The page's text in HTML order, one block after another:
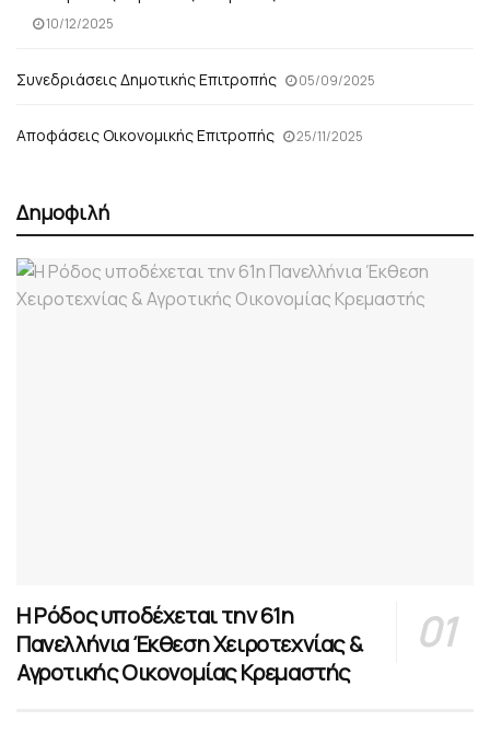
10/12/2025
Συνεδριάσεις Δημοτικής Επιτροπής 05/09/2025
Αποφάσεις Οικονομικής Επιτροπής 25/11/2025
Δημοφιλή
Η Ρόδος υποδέχεται την 61η
Πανελλήνια Έκθεση Χειροτεχνίας &
Αγροτικής Οικονομίας Κρεμαστής